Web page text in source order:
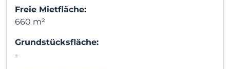
Freie Mietfläche:
660 m²
Grundstücksfläche:
-